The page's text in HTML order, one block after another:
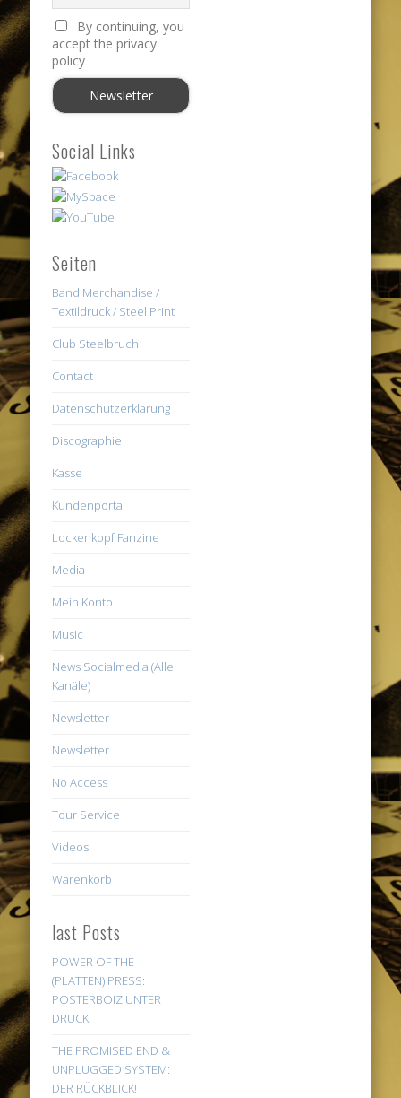
By continuing, you
accept the privacy
policy
Social Links
Seiten
Band Merchandise /
Textildruck / Steel Print
Club Steelbruch
Contact
Datenschutzerklärung
Discographie
Kasse
Kundenportal
Lockenkopf Fanzine
Media
Mein Konto
Music
News Socialmedia (Alle
Kanäle)
Newsletter
Newsletter
No Access
Tour Service
Videos
Warenkorb
last Posts
POWER OF THE
(PLATTEN) PRESS:
POSTERBOIZ UNTER
DRUCK!
THE PROMISED END &
UNPLUGGED SYSTEM:
DER RÜCKBLICK!